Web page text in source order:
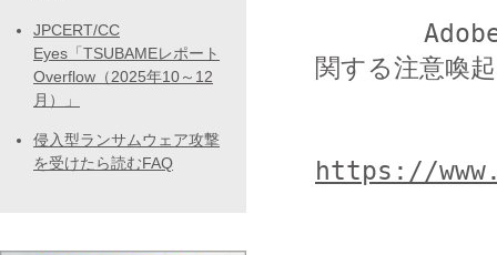
関する注意喚起
https://
JPCERT/CC
Eyes「TSUBAMEレポート
Overflow（2025年10～12
月）」
侵入型ランサムウェア攻撃
を受けたら読むFAQ